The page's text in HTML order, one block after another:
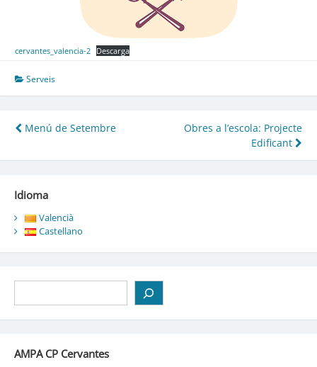
cervantes_valencia-2 Descarga
Serveis
Navegació
d'entrades
Menú de Setembre
Obres a l’escola: Projecte
Edificant
Idioma
Valencià
Castellano
AMPA CP Cervantes